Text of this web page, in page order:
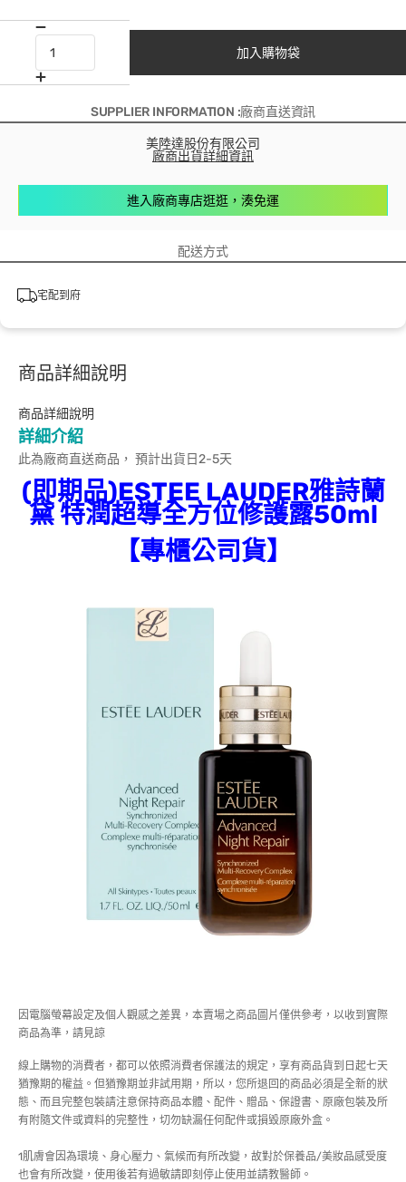
加入購物袋
SUPPLIER INFORMATION :廠商直送資訊
美陸達股份有限公司
廠商出貨詳細資訊
進入廠商專店逛逛，湊免運
配送方式
宅配到府
商品詳細說明
商品詳細說明
詳細介紹
此為廠商直送商品， 預計出貨日2-5天
(即期品)ESTEE LAUDER雅詩蘭
黛 特潤超導全方位修護露50ml
【專櫃公司貨】
因電腦螢幕設定及個人觀感之差異，本賣場之商品圖片僅供參考，以收到實際
商品為準，請見諒
線上購物的消費者，都可以依照消費者保護法的規定，享有商品貨到日起七天
猶豫期的權益。但猶豫期並非試用期，所以，您所退回的商品必須是全新的狀
態、而且完整包裝請注意保持商品本體、配件、贈品、保證書、原廠包裝及所
有附隨文件或資料的完整性，切勿缺漏任何配件或損毀原廠外盒。
1肌膚會因為環境、身心壓力、氣候而有所改變，故對於保養品/美妝品感受度
也會有所改變，使用後若有過敏請即刻停止使用並請教醫師。